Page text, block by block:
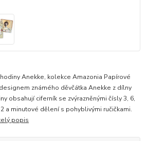
Anekke, kolekce Amazonia Papírové
známého děvčátka Anekke z dílny
obsahují ciferník se zvýrazněnými čísly 3, 6,
a minutové dělení s pohyblivými ručičkami.
popis